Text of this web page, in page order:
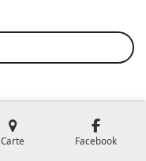
Carte Facebook